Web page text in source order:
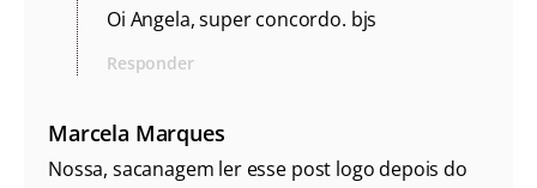
Oi Angela, super concordo. bjs
Responder
Marcela Marques
Nossa, sacanagem ler esse post logo depois do